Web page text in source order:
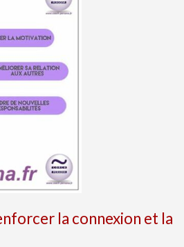
la connexion et la